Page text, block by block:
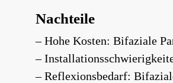
Nachteile
– Hohe Kosten: Bifaziale
–
– Reflexionsbedarf: